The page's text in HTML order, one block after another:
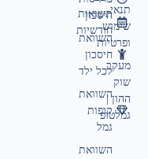
חיסכון
השוואת
חיסכון
לכל ילד
השוואת
קופות
גמל
השוואת
תנאי
שימוש
ופרטיות
מעקב
שוק
ההון |
גמלטופ
תשואות
חודשיות